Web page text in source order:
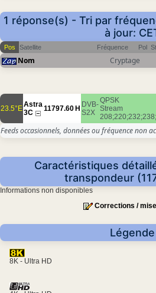
1 réponse(s) - Tri par
à jour:
Pos Satellite Fréquence Pol
Nom Cryptage
23.5°EAstra
3C
11797.60 H DVB-
S2X
QPSK
Stream
Feeds occasionnels, données ou fréquence non
Caractéristiques
transpondeur
Informations non disponibles
Corrections /
Légende
8K - Ultra HD